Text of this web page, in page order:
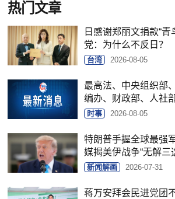
热门文章
日感谢郑丽文捐款“青
党：为什么不反日？
台湾 2026-08-05
最高法、中央组织部
编办、财政部、人社
时事 2026-08-05
特朗普手握全球最强
媒揭美伊战争“无解三
新闻解画 2026-07-31
蒋万安拜会民进党团